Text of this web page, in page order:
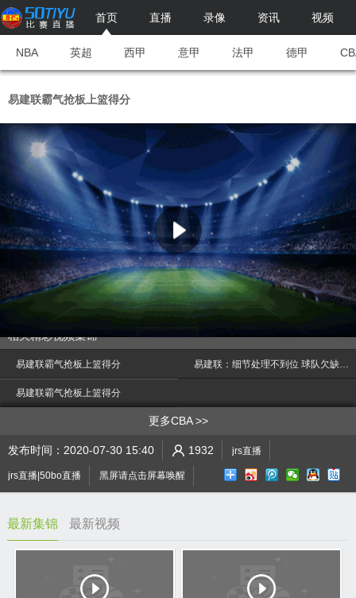
首页 直播 录像 资讯 视频
NBA 英超 西甲 意甲 法甲 德甲
易建联霸气抢板上篮得分
>
相关精彩视频集锦
易建联霸气抢板上篮得分 易建联：细节处理不到位 球队欠缺经验
易建联霸气抢板上篮得分
更多CBA
发布时间：2020-07-30 15:40 1932 jrs直播
jrs直播|50bo直播 黑屏请点击屏幕唤醒
最新集锦 最新视频